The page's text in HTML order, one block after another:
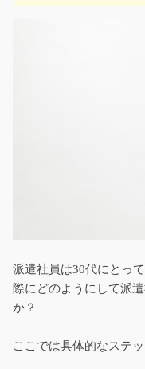
派遣社員は30代にとっ
際にどのようにして派
か？
ここでは具体的なステ